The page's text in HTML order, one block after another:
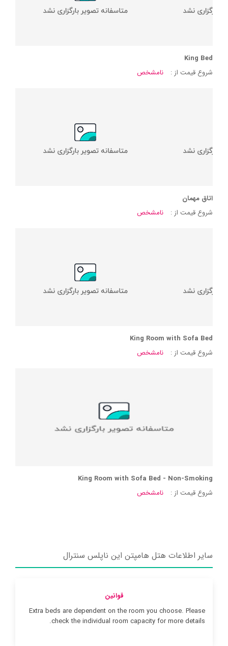
King Bed
شروع قیمت از :
نامشخص
اتاق مهمان
شروع قیمت از :
نامشخص
King Room with Sofa Bed
شروع قیمت از :
نامشخص
King Room with Sofa Bed - Non-Smoking
شروع قیمت از :
نامشخص
سایر اطلاعات هتل هامپتن این ناپلس سنترال
قوانین
Extra beds are dependent on the room you choose. Please
check the individual room capacity for more details.